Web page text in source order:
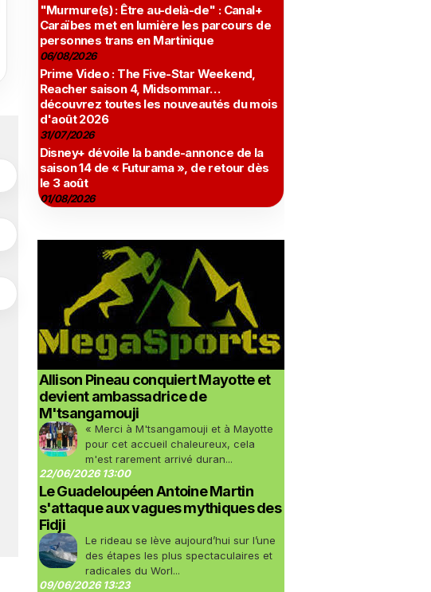
"Murmure(s) : Être au-delà-de" : Canal+
Caraïbes met en lumière les parcours de
personnes trans en Martinique
06/08/2026
Prime Video : The Five-Star Weekend,
Reacher saison 4, Midsommar…
découvrez toutes les nouveautés du mois
d'août 2026
31/07/2026
Disney+ dévoile la bande-annonce de la
saison 14 de « Futurama », de retour dès
le 3 août
01/08/2026
Allison Pineau conquiert Mayotte et
devient ambassadrice de
M'tsangamouji
« Merci à M'tsangamouji et à Mayotte
pour cet accueil chaleureux, cela
m'est rarement arrivé duran...
22/06/2026 13:00
Le Guadeloupéen Antoine Martin
s'attaque aux vagues mythiques des
Fidji
Le rideau se lève aujourd’hui sur l’une
des étapes les plus spectaculaires et
radicales du Worl...
09/06/2026 13:23